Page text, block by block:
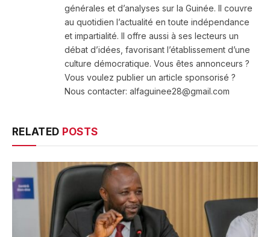
générales et d’analyses sur la Guinée. Il couvre
au quotidien l’actualité en toute indépendance
et impartialité. Il offre aussi à ses lecteurs un
débat d’idées, favorisant l’établissement d’une
culture démocratique. Vous êtes annonceurs ?
Vous voulez publier un article sponsorisé ?
Nous contacter: alfaguinee28@gmail.com
RELATED POSTS